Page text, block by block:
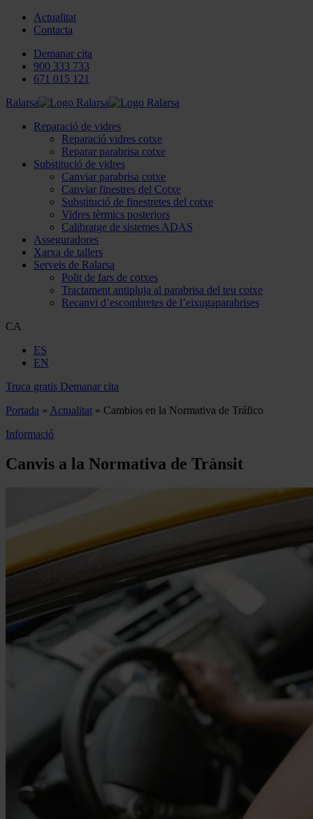
Actualitat
Contacta
Demanar cita
900 333 733
671 015 121
Ralarsa
Reparació de vidres
Reparació vidres cotxe
Reparar parabrisa cotxe
Substitució de vidres
Canviar parabrisa cotxe
Canviar finestres del Cotxe
Substitució de finestretes del cotxe
Vidres tèrmics posteriors
Calibratge de sistemes ADAS
Asseguradores
Xarxa de tallers
Serveis de Ralarsa
Polit de fars de cotxes
Tractament antipluja al parabrisa del teu cotxe
Recanvi d’escombretes de l’eixugaparabrises
CA
ES
EN
Truca gratis Demanar cita
Portada » Actualitat » Cambios en la Normativa de Tráfico
Informació
Canvis a la Normativa de Trànsit